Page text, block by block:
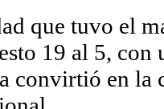
que tuvo el
19 al 5,
convirtió en la